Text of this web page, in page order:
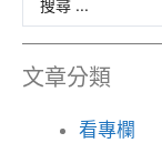
文章分類
看專欄